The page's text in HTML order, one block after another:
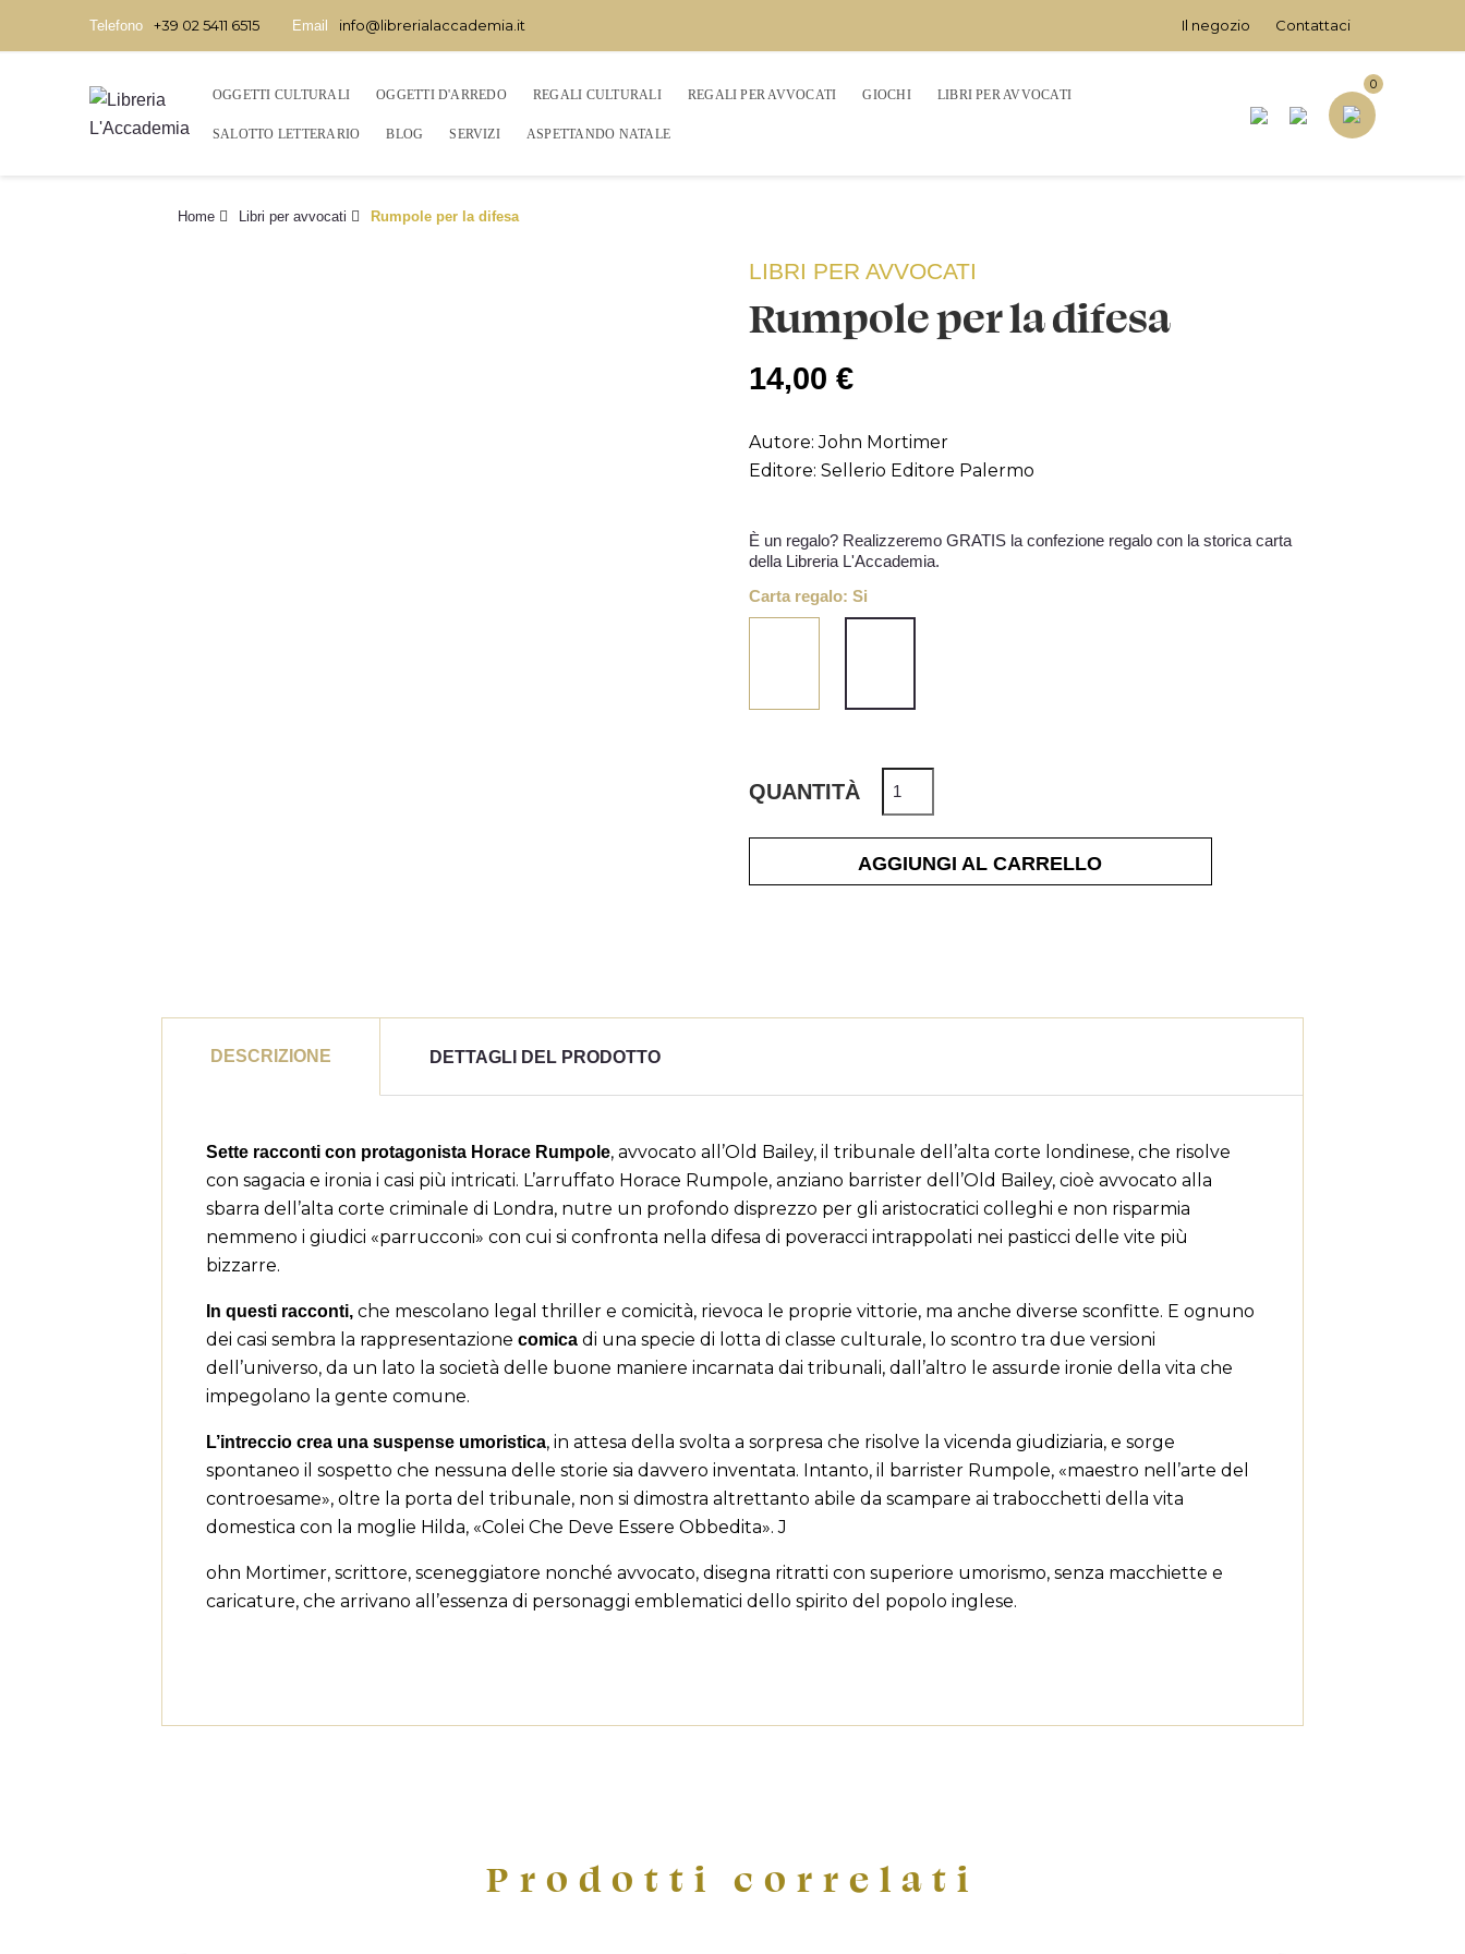
Aggiungi alla lista dei desideri ×
((title))
((label))
((cancelText)) ((createText))
Accedi
Devi avere effettuato l'accesso per salvare dei prodotti nella tua lista
((cancelText)) ((loginText))
Telefono +39 02 5411 6515 Email info@librerialaccademia.it Il negozio Contattaci
OGGETTI CULTURALI OGGETTI D'ARREDO REGALI CULTURALI REGALI PER AVVOCATI GIOCHI LIBRI PER AVVOCATI
SALOTTO LETTERARIO BLOG SERVIZI ASPETTANDO NATALE
0
Home Libri per avvocati Rumpole per la difesa
LIBRI PER AVVOCATI
Rumpole per la difesa
14,00 €
Autore: John Mortimer
Editore: Sellerio Editore Palermo
Carta regalo: Si
QUANTITÀ
AGGIUNGI AL CARRELLO
DESCRIZIONE DETTAGLI DEL PRODOTTO
Sette racconti con protagonista Horace Rumpole, avvocato all’Old Bailey, il tribunale dell’alta corte londinese, che risolve
con sagacia e ironia i casi più intricati. L’arruffato Horace Rumpole, anziano barrister dell’Old Bailey, cioè avvocato alla
sbarra dell’alta corte criminale di Londra, nutre un profondo disprezzo per gli aristocratici colleghi e non risparmia
nemmeno i giudici «parrucconi» con cui si confronta nella difesa di poveracci intrappolati nei pasticci delle vite più
bizzarre.
In questi racconti,che mescolano legal thriller e comicità, rievoca le proprie vittorie, ma anche diverse sconfitte. E ognuno
dei casi sembra la rappresentazione comicadi una specie di lotta di classe culturale, lo scontro tra due versioni
dell’universo, da un lato la società delle buone maniere incarnata dai tribunali, dall’altro le assurde ironie della vita che
impegolano la gente comune.
L’intreccio crea una suspense umoristica, in attesa della svolta a sorpresa che risolve la vicenda giudiziaria, e sorge
spontaneo il sospetto che nessuna delle storie sia davvero inventata. Intanto, il barrister Rumpole, «maestro nell’arte del
controesame», oltre la porta del tribunale, non si dimostra altrettanto abile da scampare ai trabocchetti della vita
domestica con la moglie Hilda, «Colei Che Deve Essere Obbedita». J
ohn Mortimer, scrittore, sceneggiatore nonché avvocato, disegna ritratti con superiore umorismo, senza macchiette e
caricature, che arrivano all’essenza di personaggi emblematici dello spirito del popolo inglese.
Prodotti correlati